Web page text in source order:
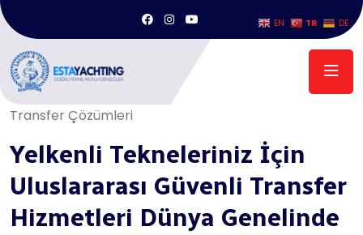
EN TR DE
Anasayfa
/
Yelkenli Tekneleriniz İçin Uluslararası Güvenli Transfer
Hizmetleri Dünya Genelinde Profesyonel Yelkenli
Transfer Çözümleri
Yelkenli Tekneleriniz İçin
Uluslararası Güvenli Transfer
Hizmetleri Dünya Genelinde